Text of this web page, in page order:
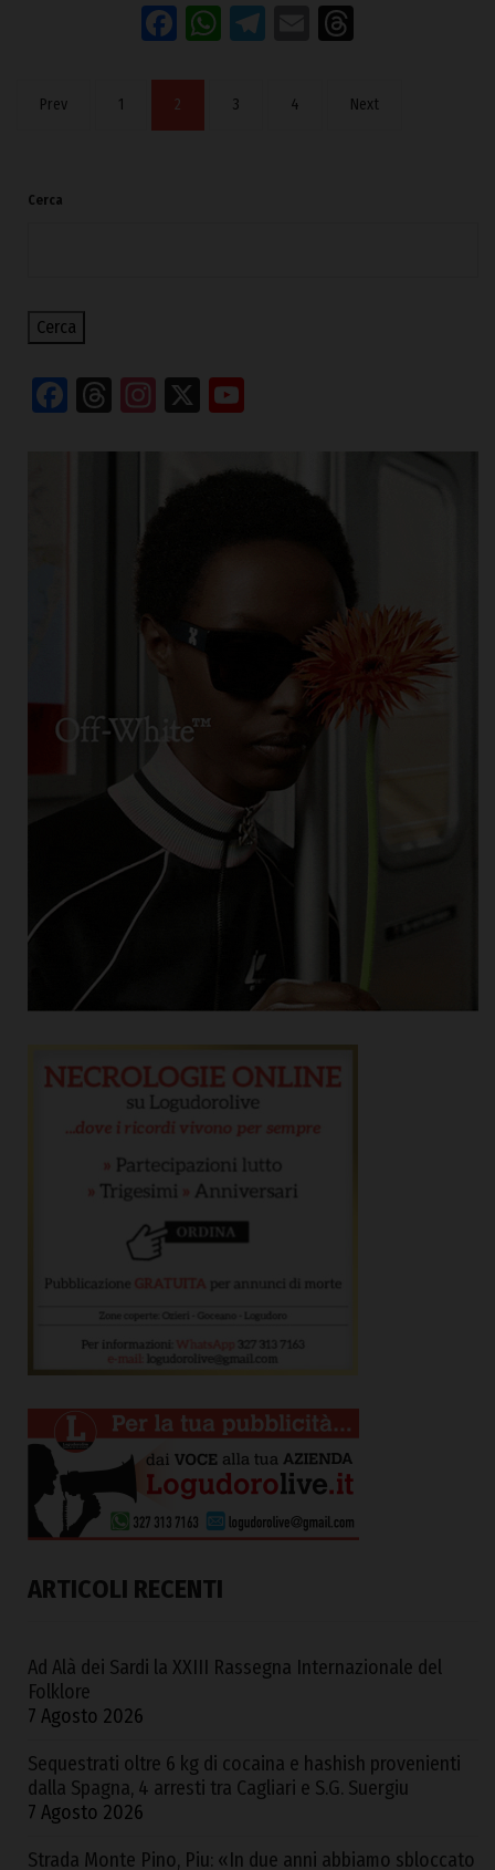
Facebook
WhatsApp
Telegram
Email
Prev 1 2 3 4 Next
Cerca
Cerca
Facebook
Threads
Instagram
X
ARTICOLI RECENTI
Ad Alà dei Sardi la XXIII Rassegna Internazionale del
Folklore
7 Agosto 2026
Sequestrati oltre 6 kg di cocaina e hashish provenienti
dalla Spagna, 4 arresti tra Cagliari e S.G. Suergiu
7 Agosto 2026
Strada Monte Pino, Piu: «In due anni abbiamo sbloccato